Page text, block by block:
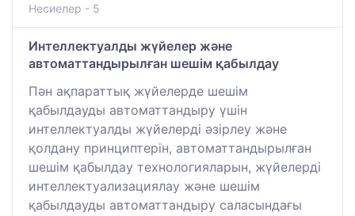
Несиелер - 5
Интеллектуалды жүйелер және
автоматтандырылған шешім қабылдау
Пән ақпараттық жүйелерде шешім
қабылдауды автоматтандыру үшін
интеллектуалды жүйелерді әзірлеу және
қолдану принциптерін, автоматтандырылған
шешім қабылдау технологияларын, жүйелерді
интеллектуализациялау және шешім
қабылдауды автоматтандыру саласындағы